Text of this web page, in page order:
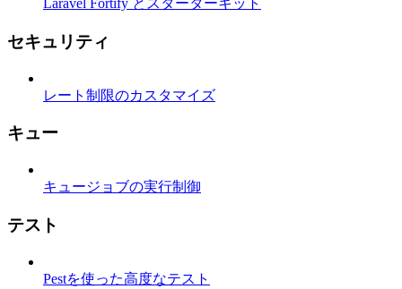
Laravel Fortify とスターターキット
セキュリティ
レート制限のカスタマイズ
キュー
キュージョブの実行制御
テスト
Pestを使った高度なテスト